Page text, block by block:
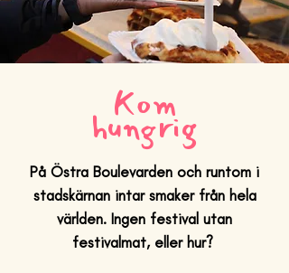
Kom
hungrig
På Östra Boulevarden och runtom i
stadskärnan intar smaker från hela
världen. Ingen festival utan
festivalmat, eller hur?